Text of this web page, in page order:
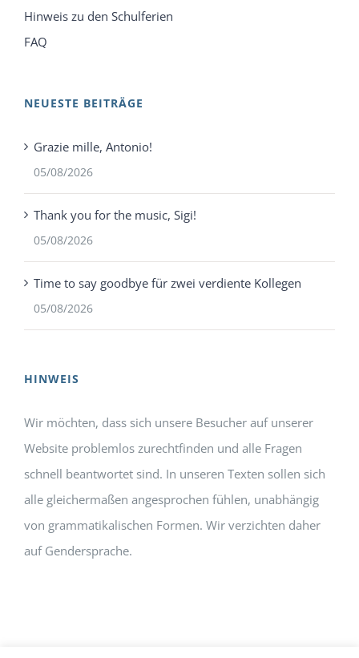
Hinweis zu den Schulferien
FAQ
NEUESTE BEITRÄGE
Grazie mille, Antonio!
05/08/2026
Thank you for the music, Sigi!
05/08/2026
Time to say goodbye für zwei verdiente Kollegen
05/08/2026
HINWEIS
Wir möchten, dass sich unsere Besucher auf unserer
Website problemlos zurechtfinden und alle Fragen
schnell beantwortet sind. In unseren Texten sollen sich
alle gleichermaßen angesprochen fühlen, unabhängig
von grammatikalischen Formen. Wir verzichten daher
auf Gendersprache.